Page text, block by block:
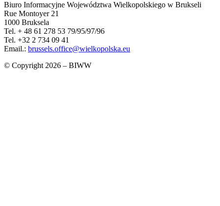
Biuro Informacyjne Województwa Wielkopolskiego w Brukseli
Rue Montoyer 21
1000 Bruksela
Tel. + 48 61 278 53 79/95/97/96
Tel. +32 2 734 09 41
Email.: brussels.office@wielkopolska.eu
© Copyright 2026 – BIWW